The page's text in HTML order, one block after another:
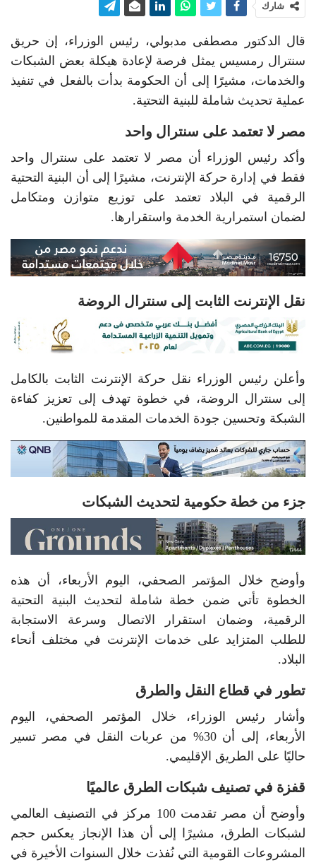
شارك
قال الدكتور مصطفى مدبولي، رئيس الوزراء، إن حريق
سنترال رمسيس يمثل فرصة لإعادة هيكلة بعض الشبكات
والخدمات، مشيرًا إلى أن الحكومة بدأت بالفعل في تنفيذ
عملية تحديث شاملة للبنية التحتية.
مصر لا تعتمد على سنترال واحد
وأكد رئيس الوزراء أن مصر لا تعتمد على سنترال واحد
فقط في إدارة حركة الإنترنت، مشيرًا إلى أن البنية التحتية
الرقمية في البلاد تعتمد على توزيع متوازن ومتكامل
لضمان استمرارية الخدمة واستقرارها.
نقل الإنترنت الثابت إلى سنترال الروضة
وأعلن رئيس الوزراء نقل حركة الإنترنت الثابت بالكامل
إلى سنترال الروضة، في خطوة تهدف إلى تعزيز كفاءة
الشبكة وتحسين جودة الخدمات المقدمة للمواطنين.
جزء من خطة حكومية لتحديث الشبكات
وأوضح خلال المؤتمر الصحفي، اليوم الأربعاء، أن هذه
الخطوة تأتي ضمن خطة شاملة لتحديث البنية التحتية
الرقمية، وضمان استقرار الاتصال وسرعة الاستجابة
للطلب المتزايد على خدمات الإنترنت في مختلف أنحاء
البلاد.
تطور في قطاع النقل والطرق
وأشار رئيس الوزراء، خلال المؤتمر الصحفي، اليوم
الأربعاء، إلى أن 30% من عربات النقل في مصر تسير
حاليًا على الطريق الإقليمي.
قفزة في تصنيف شبكات الطرق عالميًا
وأوضح أن مصر تقدمت 100 مركز في التصنيف العالمي
لشبكات الطرق، مشيرًا إلى أن هذا الإنجاز يعكس حجم
المشروعات القومية التي نُفذت خلال السنوات الأخيرة في